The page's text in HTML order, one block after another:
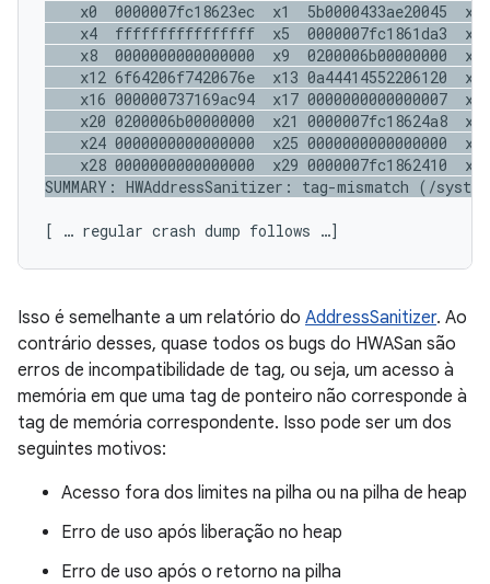
x0  0000007fc18623ec  x1  5b0000433ae20045
x4  ffffffffffffffff  x5  0000007fc1861da3
x8  0000000000000000  x9  0200006b00000000
x12 6f64206f7420676e  x13 0a44414552206120
x16 000000737169ac94  x17 0000000000000007
x20 0200006b00000000  x21 0000007fc18624a8
x24 0000000000000000  x25 0000000000000000
x28 0000000000000000  x29 0000007fc1862410
[ … regular crash dump follows …]
Isso é semelhante a um relatório do AddressSanitizer. Ao
contrário desses, quase todos os bugs do HWASan são
erros de incompatibilidade de tag, ou seja, um acesso à
memória em que uma tag de ponteiro não corresponde à
tag de memória correspondente. Isso pode ser um dos
seguintes motivos:
Acesso fora dos limites na pilha ou na pilha de heap
Erro de uso após liberação no heap
Erro de uso após o retorno na pilha